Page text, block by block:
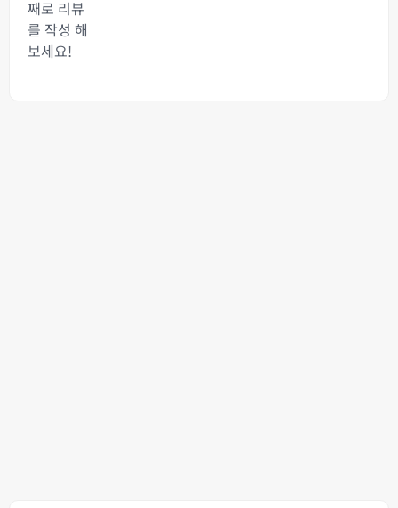
째로 리뷰
를 작성 해
보세요!